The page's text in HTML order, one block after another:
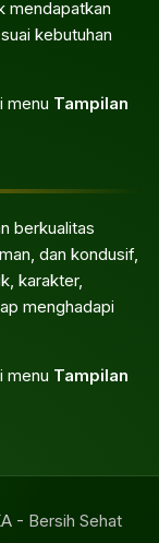
mendapatkan
kebutuhan
menu Tampilan
berkualitas
dan kondusif,
karakter,
menghadapi
menu Tampilan
- Bersih Sehat